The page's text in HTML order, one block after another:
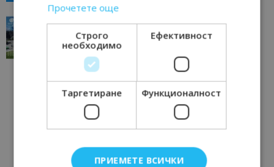
традициите, културата и вдъхновяващите...
Перник 17/06/2026 09:01
Прочетете още
Строго
необходимо
Ефективност
Таргетиране Функционалност
ПРИЕМЕТЕ ВСИЧКИ